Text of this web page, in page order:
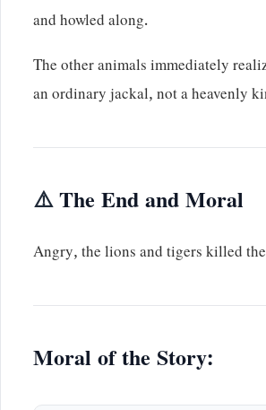
and howled along.
The other animals immediately
an ordinary jackal, not a heavenly
⚠️The End and Moral
Angry, the lions and tigers killed
Moral of the Story: